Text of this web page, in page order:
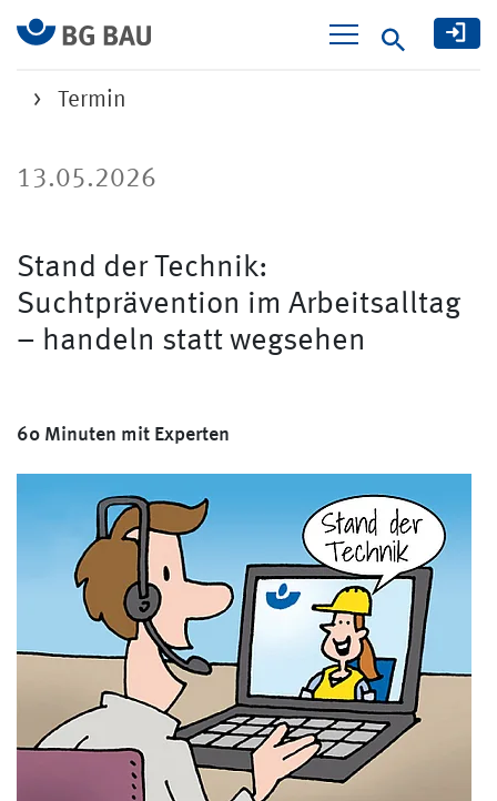
Suche
Termin
13.05.2026
Stand der Technik:
Suchtprävention im Arbeitsalltag
– handeln statt wegsehen
60 Minuten mit Experten